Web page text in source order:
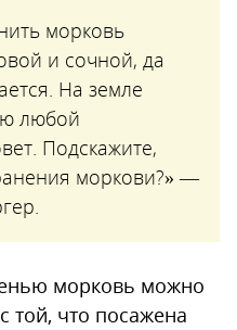
морковь
и сочной, да
На земле
любой
Подскажите,
моркови?» —
морковь можно
той, что посажена